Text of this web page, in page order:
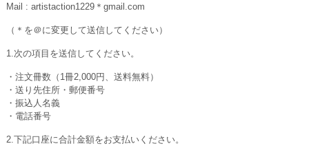
Mail : artistaction1229＊gmail.com
（＊を＠に変更して送信してください）
1.次の項目を送信してください。
・注文冊数（1冊2,000円、送料無料）
・送り先住所・郵便番号
・振込人名義
・電話番号
2.下記口座に合計金額をお支払いください。